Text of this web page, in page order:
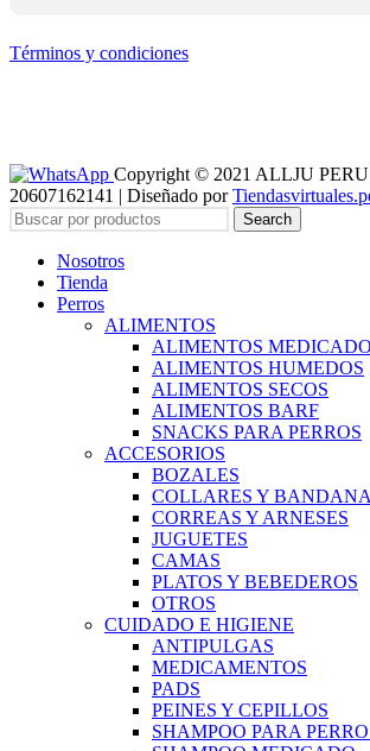
Términos y condiciones
Copyright © 2021 ALLJU
20607162141 | Diseñado por
Search
Nosotros
Tienda
Perros
ALIMENTOS
ALIMENTOS
ALIMENTOS HUMEDOS
ALIMENTOS SECOS
ALIMENTOS BARF
SNACKS PARA PERROS
ACCESORIOS
BOZALES
COLLARES Y
CORREAS Y ARNESES
JUGUETES
CAMAS
PLATOS Y BEBEDEROS
OTROS
CUIDADO E HIGIENE
ANTIPULGAS
MEDICAMENTOS
PADS
PEINES Y CEPILLOS
SHAMPOO PARA